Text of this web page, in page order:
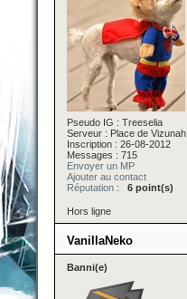
Pseudo IG : Treeselia
Serveur : Place de Vizunah
Inscription : 26-08-2012
Messages : 715
Envoyer un MP
Ajouter au contact
Réputation : 6 point(s)
Hors ligne
VanillaNeko
Banni(e)